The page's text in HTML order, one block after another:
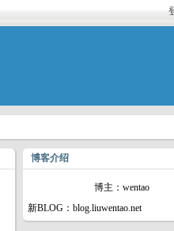
博客介绍
博主：wentao
新BLOG：blog.liuwentao.net